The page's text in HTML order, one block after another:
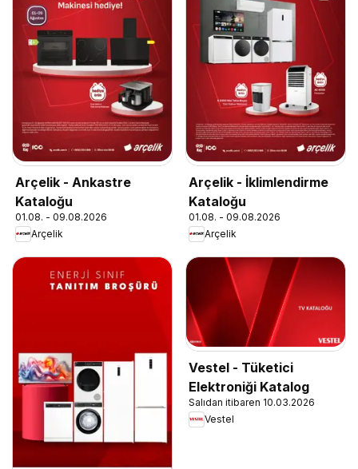
Arçelik - Ankastre
Kataloğu
01.08. - 09.08.2026
Arçelik
Arçelik - İklimlendirme
Kataloğu
01.08. - 09.08.2026
Arçelik
Vestel - Tüketici
Elektroniği Katalog
Salıdan itibaren 10.03.2026
Vestel